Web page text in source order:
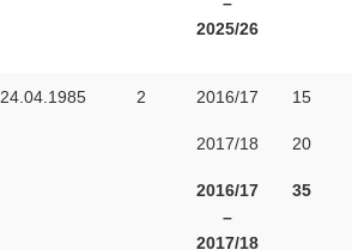
2025/26
24.04.1985 2 2016/17
2017/18
2016/17
–
2017/18
15
20
35